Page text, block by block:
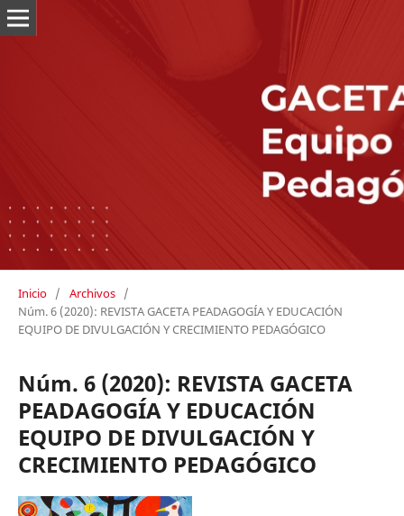
Inicio / Archivos /
Núm. 6 (2020): REVISTA GACETA PEADAGOGÍA Y EDUCACIÓN
EQUIPO DE DIVULGACIÓN Y CRECIMIENTO PEDAGÓGICO
Núm. 6 (2020): REVISTA GACETA
PEADAGOGÍA Y EDUCACIÓN
EQUIPO DE DIVULGACIÓN Y
CRECIMIENTO PEDAGÓGICO